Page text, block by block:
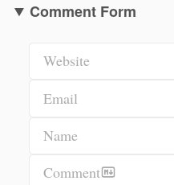
Comment Form
Name
Email
Website
Comment